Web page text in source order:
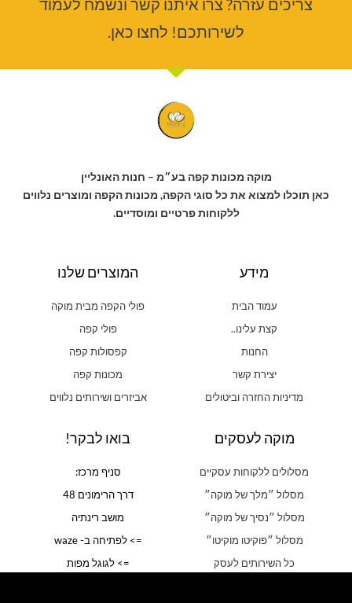
לשירותכם! לחצו כאן.
מוקה מכונות קפה בע״מ – חנות האונליין
כאן תוכלו למצוא את כל סוגי הקפה, מכונות הקפה ומוצרים נלווים
ללקוחות פרטיים ומוסדיים.
מידע
עמוד הבית
קצת עלינו..
החנות
יצירת קשר
מדיניות החזרה וביטולים
המוצרים שלנו
פולי הקפה מבית מוקה
פולי קפה
קפסולות קפה
מכונות קפה
אביזרים ושירותים נלווים
מוקה לעסקים
מסלולים ללקוחות עסקיים
מסלול ״מלך של מוקה״
מסלול ״נסיך של מוקה״
מסלול ״פוקיטו מוקיטו״
כל השירותים לעסק
בואו לבקר!
סניף מרכז:
דרך הרימונים 48
מושב רינתיה
=> לפתיחה ב- waze
=> לגוגל מפות